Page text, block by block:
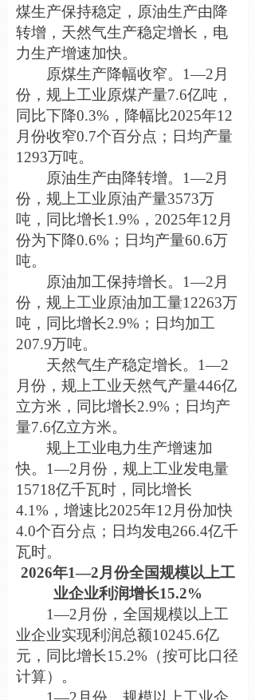
煤生产保持稳定，原油生产由降
转增，天然气生产稳定增长，电
力生产增速加快。
原煤生产降幅收窄。1—2月
份，规上工业原煤产量7.6亿吨，
同比下降0.3%，降幅比2025年12
月份收窄0.7个百分点；日均产量
1293万吨。
原油生产由降转增。1—2月
份，规上工业原油产量3573万
吨，同比增长1.9%，2025年12月
份为下降0.6%；日均产量60.6万
吨。
原油加工保持增长。1—2月
份，规上工业原油加工量12263万
吨，同比增长2.9%；日均加工
207.9万吨。
天然气生产稳定增长。1—2
月份，规上工业天然气产量446亿
立方米，同比增长2.9%；日均产
量7.6亿立方米。
规上工业电力生产增速加
快。1—2月份，规上工业发电量
15718亿千瓦时，同比增长
4.1%，增速比2025年12月份加快
4.0个百分点；日均发电266.4亿千
瓦时。
2026年1—2月份全国规模以上工
业企业利润增长15.2%
1—2月份，全国规模以上工
业企业实现利润总额10245.6亿
元，同比增长15.2%（按可比口径
计算）。